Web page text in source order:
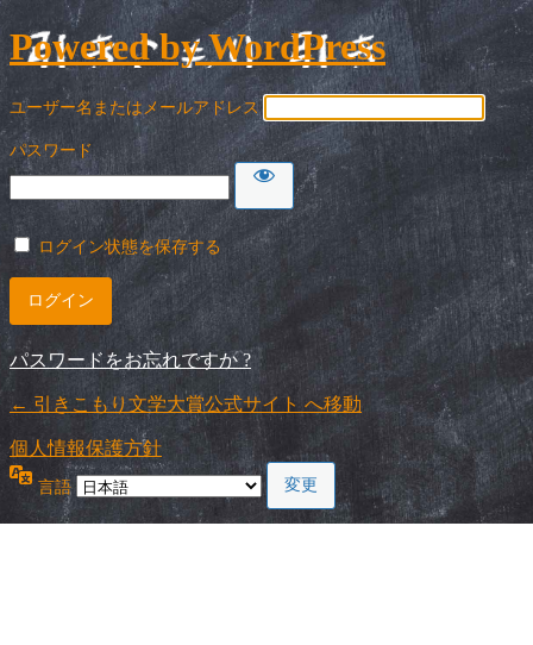
Powered by WordPress
ユーザー名またはメールアドレス
パスワード
ログイン状態を保存する
パスワードをお忘れですか ?
← 引きこもり文学大賞公式サイト へ移動
個人情報保護方針
言語